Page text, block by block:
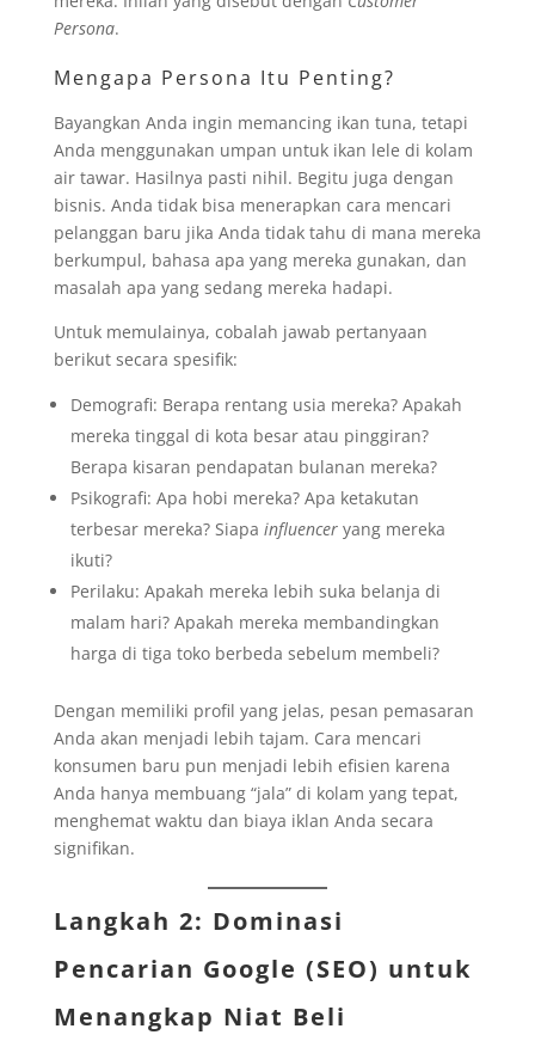
Persona.
Mengapa Persona Itu Penting?
Bayangkan Anda ingin memancing ikan tuna, tetapi
Anda menggunakan umpan untuk ikan lele di kolam
air tawar. Hasilnya pasti nihil. Begitu juga dengan
bisnis. Anda tidak bisa menerapkan cara mencari
pelanggan baru jika Anda tidak tahu di mana mereka
berkumpul, bahasa apa yang mereka gunakan, dan
masalah apa yang sedang mereka hadapi.
Untuk memulainya, cobalah jawab pertanyaan
berikut secara spesifik:
Demografi: Berapa rentang usia mereka? Apakah
mereka tinggal di kota besar atau pinggiran?
Berapa kisaran pendapatan bulanan mereka?
Psikografi: Apa hobi mereka? Apa ketakutan
terbesar mereka? Siapa influenceryang mereka
ikuti?
Perilaku: Apakah mereka lebih suka belanja di
malam hari? Apakah mereka membandingkan
harga di tiga toko berbeda sebelum membeli?
Dengan memiliki profil yang jelas, pesan pemasaran
Anda akan menjadi lebih tajam. Cara mencari
konsumen baru pun menjadi lebih efisien karena
Anda hanya membuang “jala” di kolam yang tepat,
menghemat waktu dan biaya iklan Anda secara
signifikan.
Langkah 2: Dominasi
Pencarian Google (SEO) untuk
Menangkap Niat Beli